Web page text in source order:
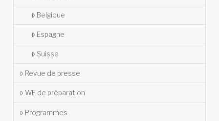
Belgique
Espagne
Suisse
Revue de presse
WE de préparation
Programmes